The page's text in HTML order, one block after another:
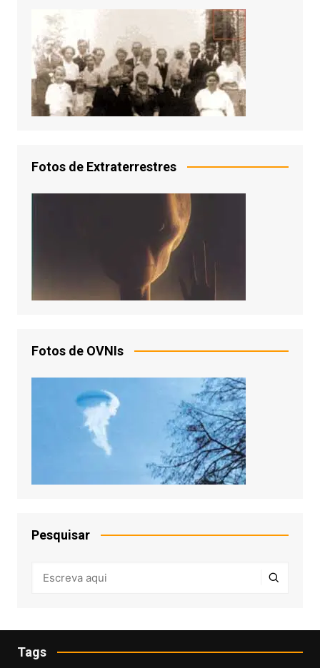
Fotos de Extraterrestres
Fotos de OVNIs
Pesquisar
Tags